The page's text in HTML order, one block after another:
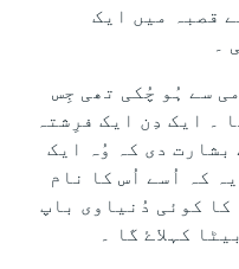
قصبہ میں ایک
۔
سے ہُو چُکی تھی جِس
۔ ایک دِن ایک فرِشتہ
دی کہ وُہ ایک
کہ اُسے اُس کا نام
کوئی دُنیاوی باپ
کہلاۓ گا ۔